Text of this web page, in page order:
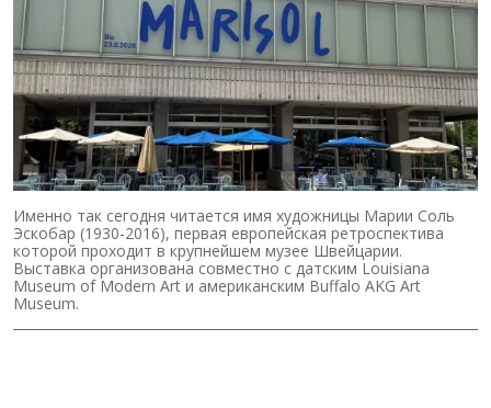
Именно так сегодня читается имя художницы Марии Соль
Эскобар (1930-2016), первая европейская ретроспектива
которой проходит в крупнейшем музее Швейцарии.
Выставка организована совместно с датским Louisiana
Museum of Modern Art и американским Buffalo AKG Art
Museum.